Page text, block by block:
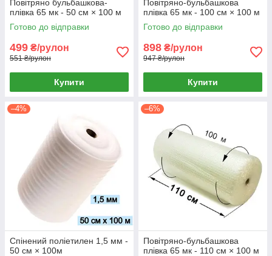
Повітряно бульбашкова-
плівка 65 мк - 50 см × 100 м
Готово до відправки
499 ₴/рулон
551 ₴/рулон
Купити
Повітряно-бульбашкова
плівка 65 мк - 100 см × 100 м
Готово до відправки
898 ₴/рулон
947 ₴/рулон
Купити
–4%
Спінений поліетилен 1,5 мм -
50 см × 100м
–6%
Повітряно-бульбашкова
плівка 65 мк - 110 см × 100 м